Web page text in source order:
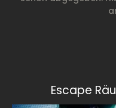
Escape